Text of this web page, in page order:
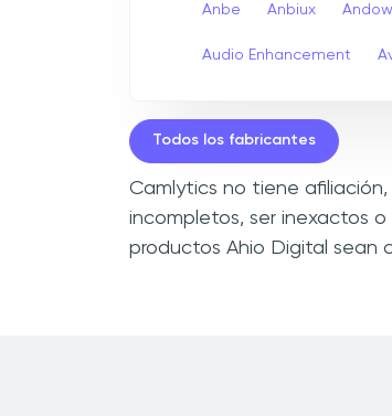
Anbe Anbiux Andowl
Audio Enhancement
Todos los fabricantes
Camlytics no tiene
incompletos, ser inexactos
productos Ahio Digital sean